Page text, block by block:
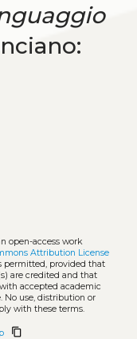
open-access work
Attribution License
permitted, provided that
are credited and that
accepted academic
No use, distribution or
with these terms.
content_copy